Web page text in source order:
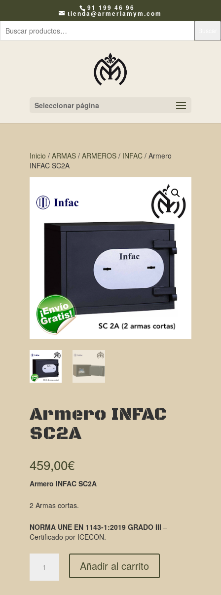
91 199 46 96
tienda@armeriamym.com
Seleccionar página
Inicio / ARMAS/ ARMEROS/ INFAC/ Armero
INFAC SC2A
Armero INFAC
SC2A
459,00€
Armero INFAC SC2A
2 Armas cortas.
NORMA UNE EN 1143-1:2019 GRADO III –
Certificado por ICECON.
Añadir al carrito